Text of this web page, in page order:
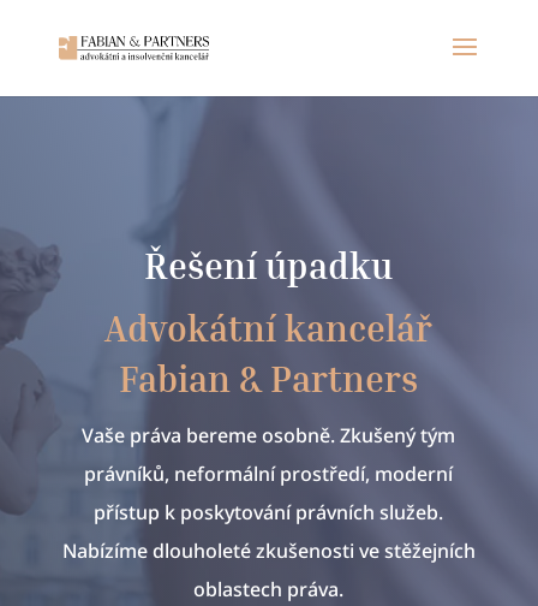
Řešení úpadku
Advokátní kancelář
Fabian & Partners
Vaše práva bereme osobně. Zkušený tým
právníků, neformální prostředí, moderní
přístup k poskytování právních služeb.
Nabízíme dlouholeté zkušenosti ve stěžejních
oblastech práva.